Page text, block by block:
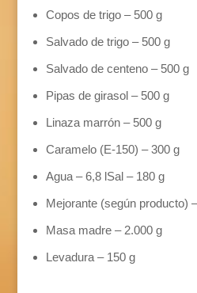
Copos de trigo – 500 g
Salvado de trigo – 500 g
Salvado de centeno – 500 g
Pipas de girasol – 500 g
Linaza marrón – 500 g
Caramelo (E-150) – 300 g
Agua – 6,8 lSal – 180 g
Mejorante (según producto)
Masa madre – 2.000 g
Levadura – 150 g